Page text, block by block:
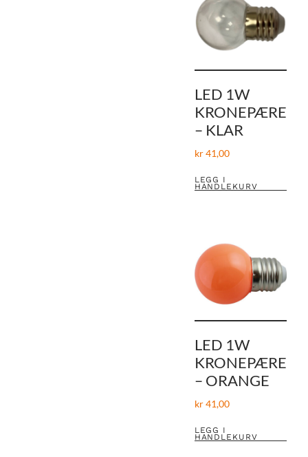
LED 1W
KRONEPÆRE
– KLAR
kr41,00
LEGG I
HANDLEKURV
LED 1W
KRONEPÆRE
– ORANGE
kr41,00
LEGG I
HANDLEKURV